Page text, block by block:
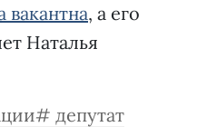
вакантна, а его
Наталья
депутат